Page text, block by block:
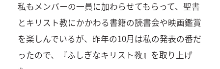
私もメンバーの一員に加わらせてもらって、聖書
とキリスト教にかかわる書籍の読書会や映画鑑賞
を楽しんでいるが、昨年の10月は私の発表の番だ
ったので、『ふしぎなキリスト教』を取り上げ